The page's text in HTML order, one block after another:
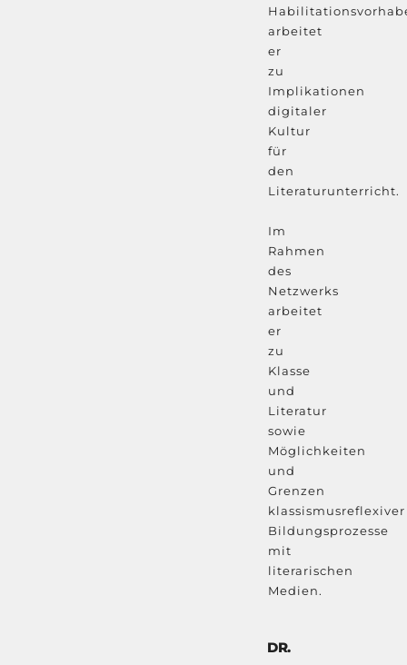
arbeitet
er
zu
Implikationen
digitaler
Kultur
für
den
Literaturunterricht.
Im
Rahmen
des
Netzwerks
arbeitet
er
zu
Klasse
und
Literatur
sowie
Möglichkeiten
und
Grenzen
klassismusreflexiver
Bildungsprozesse
mit
literarischen
Medien.
DR.